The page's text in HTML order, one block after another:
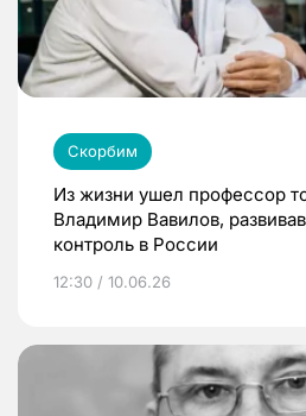
Скорбим
Из жизни ушел профессор
Владимир Вавилов,
контроль в России
12:30 / 10.06.26